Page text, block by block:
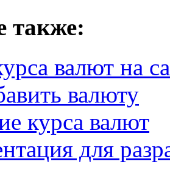
также:
валют на
валюту
курса валют
для